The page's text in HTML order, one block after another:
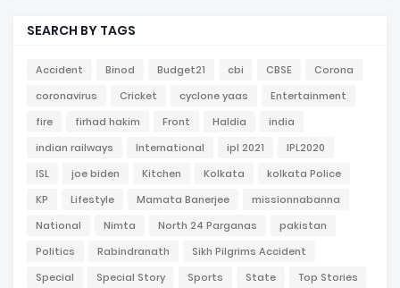
SEARCH BY TAGS
Accident Binod Budget21 cbi CBSE
Corona
coronavirus
Cricket cyclone yaas
Entertainment
fire
firhad hakim Front Haldia
india
indian railways
International ipl 2021
IPL2020
ISL
joe biden Kitchen Kolkata
kolkata Police
KP
Lifestyle Mamata Banerjee
missionnabanna
National
Nimta North 24 Parganas
pakistan
Politics
Rabindranath
Sikh Pilgrims Accident
Special
Special Story Sports State Top Stories